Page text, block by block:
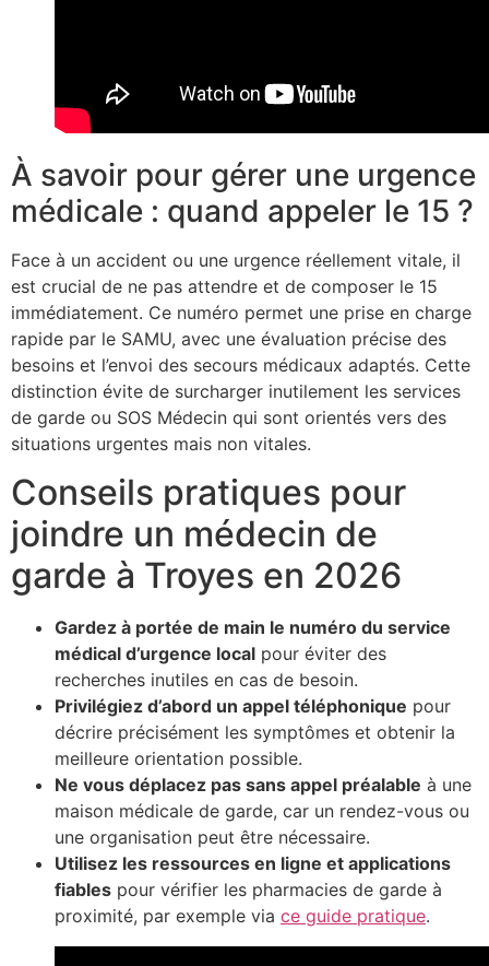
À savoir pour gérer une urgence
médicale : quand appeler le 15 ?
Face à un accident ou une urgence réellement vitale, il
est crucial de ne pas attendre et de composer le 15
immédiatement. Ce numéro permet une prise en charge
rapide par le SAMU, avec une évaluation précise des
besoins et l’envoi des secours médicaux adaptés. Cette
distinction évite de surcharger inutilement les services
de garde ou SOS Médecin qui sont orientés vers des
situations urgentes mais non vitales.
Conseils pratiques pour
joindre un médecin de
garde à Troyes en 2026
Gardez à portée de main le numéro du service
médical d’urgence local pour éviter des
recherches inutiles en cas de besoin.
Privilégiez d’abord un appel téléphonique pour
décrire précisément les symptômes et obtenir la
meilleure orientation possible.
Ne vous déplacez pas sans appel préalable à une
maison médicale de garde, car un rendez-vous ou
une organisation peut être nécessaire.
Utilisez les ressources en ligne et applications
fiables pour vérifier les pharmacies de garde à
proximité, par exemple via ce guide pratique.